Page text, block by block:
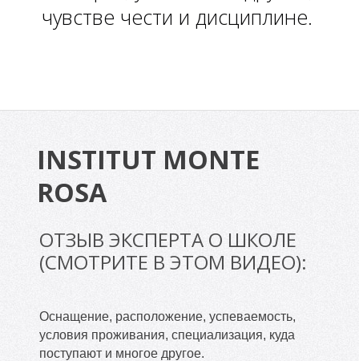
Л
чувстве чести и дисциплине.
INSTITUT MONTE
ROSA
ОТЗЫВ ЭКСПЕРТА О ШКОЛЕ
(СМОТРИТЕ В ЭТОМ ВИДЕО):
Оснащение, расположение, успеваемость,
условия проживания, специализация, куда
поступают и многое другое.